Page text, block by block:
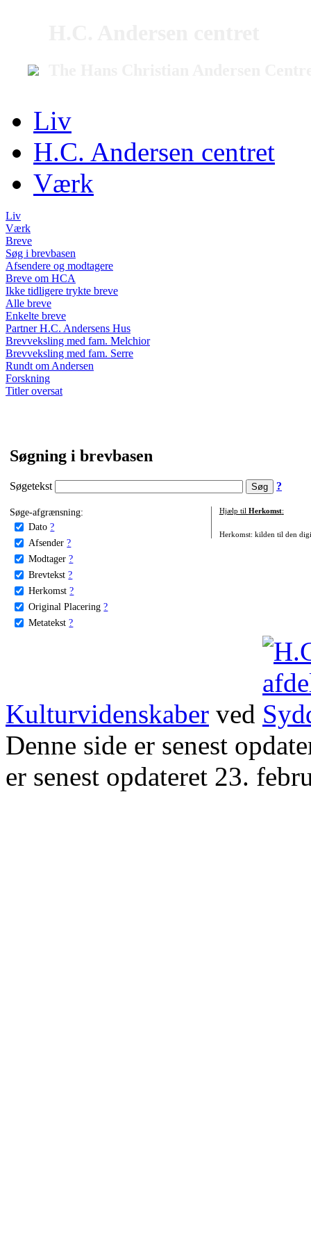
Liv
H.C. Andersen centret
Værk
Liv
Værk
Breve
Søg i brevbasen
Afsendere og modtagere
Breve om HCA
Ikke tidligere trykte breve
Alle breve
Enkelte breve
Partner H.C. Andersens Hus
Brevveksling med fam. Melchior
Brevveksling med fam. Serre
Rundt om Andersen
Forskning
Titler oversat
Søgning i brevbasen
Søgetekst ?
Søge-afgrænsning:
Dato ?
Afsender ?
Modtager ?
Brevtekst ?
Herkomst ?
Original Placering ?
Metatekst ?
Hjælp til Herkomst:
Herkomst: kilden til den
Kulturvidenskaber ved
Denne side er senest
er senest opdateret 23.